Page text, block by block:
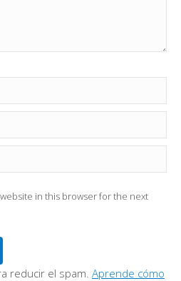
in this browser for the next
reducir el spam. Aprende cómo